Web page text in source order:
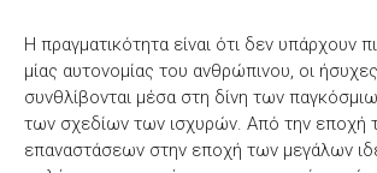
Η πραγματικότητα είναι ότι δεν υπάρχουν
μίας αυτονομίας του ανθρώπινου, οι
συνθλίβονται μέσα στη δίνη των
των σχεδίων των ισχυρών. Από την εποχή
επαναστάσεων στην εποχή των μεγάλων